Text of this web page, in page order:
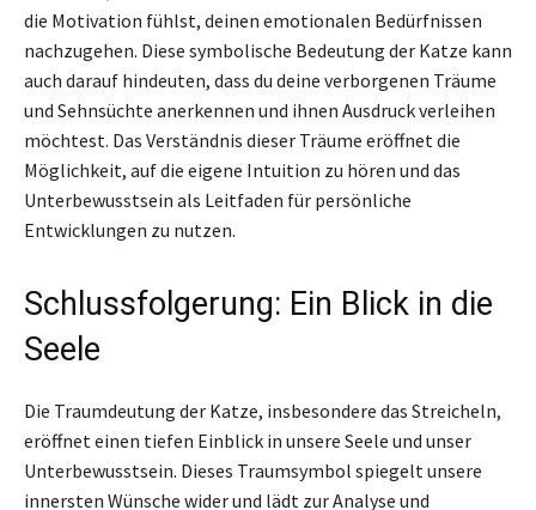
die Motivation fühlst, deinen emotionalen Bedürfnissen
nachzugehen. Diese symbolische Bedeutung der Katze kann
auch darauf hindeuten, dass du deine verborgenen Träume
und Sehnsüchte anerkennen und ihnen Ausdruck verleihen
möchtest. Das Verständnis dieser Träume eröffnet die
Möglichkeit, auf die eigene Intuition zu hören und das
Unterbewusstsein als Leitfaden für persönliche
Entwicklungen zu nutzen.
Schlussfolgerung: Ein Blick in die
Seele
Die Traumdeutung der Katze, insbesondere das Streicheln,
eröffnet einen tiefen Einblick in unsere Seele und unser
Unterbewusstsein. Dieses Traumsymbol spiegelt unsere
innersten Wünsche wider und lädt zur Analyse und